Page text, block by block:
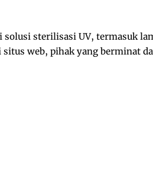
solusi sterilisasi UV, termasuk
web, pihak yang berminat